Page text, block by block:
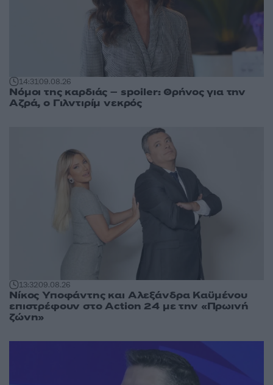
14:3109.08.26
Νόμοι της καρδιάς – spoiler: Θρήνος για την
Αζρά, ο Γιλντιρίμ νεκρός
13:3209.08.26
Νίκος Υποφάντης και Αλεξάνδρα Καϋμένου
επιστρέφουν στο Action 24 με την «Πρωινή
ζώνη»